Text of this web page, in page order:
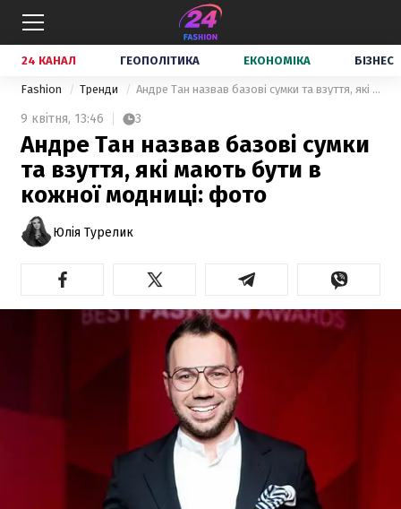
24 КАНАЛ ГЕОПОЛІТИКА ЕКОНОМІКА БІЗНЕС
Fashion Тренди Андре Тан назвав базові сумки та взуття, які мають бути в кожної модниці: фото
9 квітня, 13:46 3
Андре Тан назвав базові сумки
та взуття, які мають бути в
кожної модниці: фото
Юлія Турелик